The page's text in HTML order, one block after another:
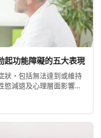
起功能障礙的五大表現
狀，包括無法達到或維持
慾減退及心理層面影響。